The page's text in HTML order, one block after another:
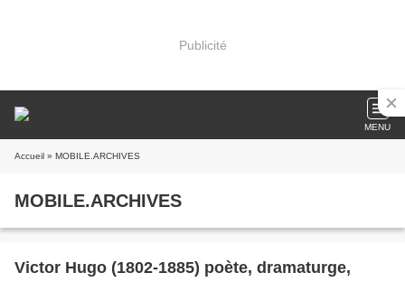
Publicité
MENU
Accueil » MOBILE.ARCHIVES
MOBILE.ARCHIVES
Victor Hugo (1802-1885) poète, dramaturge,